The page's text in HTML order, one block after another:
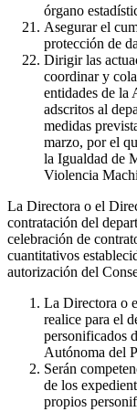
órgano
Asegurar el
protección de
Dirigir las
coordinar y
entidades de la
adscritos al
medidas
marzo, por el
la Igualdad de
Violencia
La Directora o el
contratación del
celebración de
cuantitativos
autorización del
La Directora o
realice para el
personificados
Autónoma del
Serán
de los
propios